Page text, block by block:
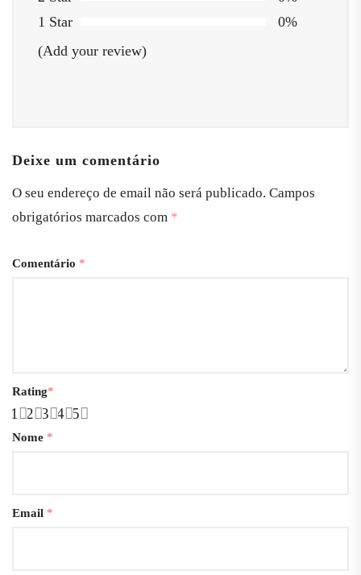
1 Star
0%
(Add your review)
Deixe um comentário
O seu endereço de email não será publicado. Campos
obrigatórios marcados com *
Comentário *
Rating*
5
4
3
2
1
Nome *
Email *